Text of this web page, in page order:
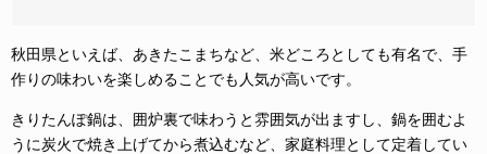
秋田県といえば、あきたこまちなど、米どころとしても有名で、手
作りの味わいを楽しめることでも人気が高いです。
きりたんぽ鍋は、囲炉裏で味わうと雰囲気が出ますし、鍋を囲むよ
うに炭火で焼き上げてから煮込むなど、家庭料理として定着してい